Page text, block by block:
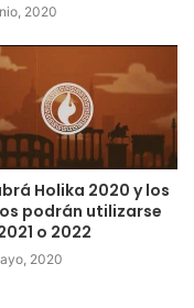
2020
Holika 2020 y los
podrán utilizarse
o 2022
2020